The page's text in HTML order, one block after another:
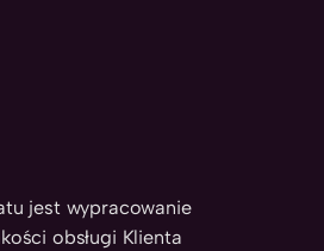
jest wypracowanie
obsługi Klienta